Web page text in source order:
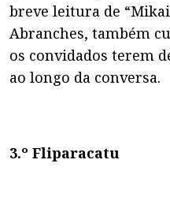
breve leitura de
Abranches, também
os convidados terem
ao longo da conversa.
3.º Fliparacatu